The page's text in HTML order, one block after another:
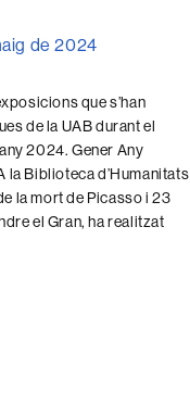
de 2024
que s’han
de la UAB durant el
2024. Gener Any
la Biblioteca d’Humanitats
la mort de Picasso i 23
el Gran, ha realitzat